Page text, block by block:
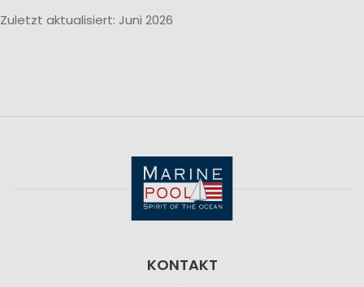
Zuletzt aktualisiert: Juni 2026
KONTAKT